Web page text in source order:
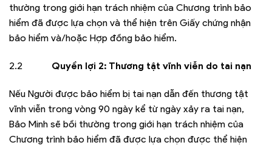
thường trong giới hạn trách nhiệm của Chương trình bảo
hiểm đã được lựa chọn và thể hiện trên Giấy chứng nhận
bảo hiểm và/hoặc Hợp đồng bảo hiểm.
2.2 Quyền lợi 2: Thương tật vĩnh viễn do tai nạn
Nếu Người được bảo hiểm bị tai nạn dẫn đến thương tật
vĩnh viễn trong vòng 90 ngày kể từ ngày xảy ra tai nạn,
Bảo Minh sẽ bồi thường trong giới hạn trách nhiệm của
Chương trình bảo hiểm đã được lựa chọn được thể hiện